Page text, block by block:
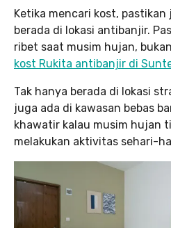
Ketika mencari kost,
berada di lokasi antibanjir.
ribet saat musim hujan,
kost Rukita antibanjir di
Tak hanya berada di lokasi
juga ada di kawasan bebas
khawatir kalau musim hujan
melakukan aktivitas sehari-